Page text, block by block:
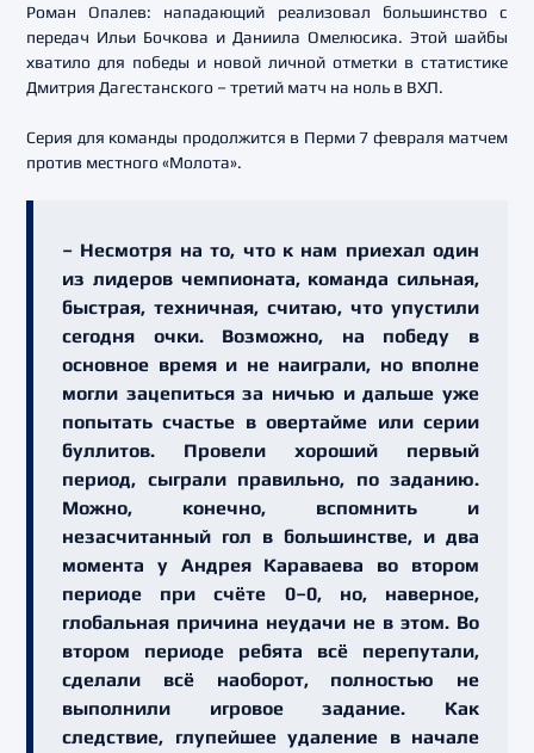
Роман Опалев: нападающий реализовал большинство с
передач Ильи Бочкова и Даниила Омелюсика. Этой шайбы
хватило для победы и новой личной отметки в статистике
Дмитрия Дагестанского – третий матч на ноль в ВХЛ.
Серия для команды продолжится в Перми 7 февраля матчем
против местного «Молота».
– Несмотря на то, что к нам приехал один
из лидеров чемпионата, команда сильная,
быстрая, техничная, считаю, что упустили
сегодня очки. Возможно, на победу в
основное время и не наиграли, но вполне
могли зацепиться за ничью и дальше уже
попытать счастье в овертайме или серии
буллитов. Провели хороший первый
период, сыграли правильно, по заданию.
Можно, конечно, вспомнить и
незасчитанный гол в большинстве, и два
момента у Андрея Караваева во втором
периоде при счёте 0–0, но, наверное,
глобальная причина неудачи не в этом. Во
втором периоде ребята всё перепутали,
сделали всё наоборот, полностью не
выполнили игровое задание. Как
следствие, глупейшее удаление в начале